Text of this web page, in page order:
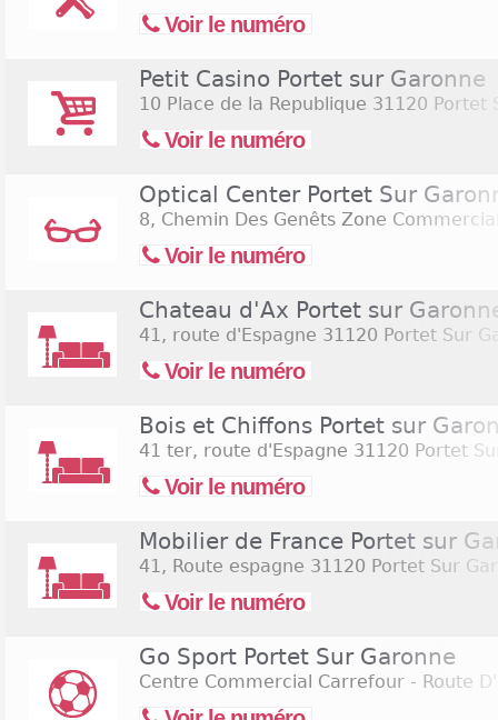
Voir le numéro
Petit Casino Portet sur Garonne
10 Place de la Republique 31120 Portet
Voir le numéro
Optical Center Portet Sur
8, Chemin Des Genêts Zone
Voir le numéro
Chateau d'Ax Portet sur
41, route d'Espagne 31120 Portet Sur
Voir le numéro
Bois et Chiffons Portet sur
41 ter, route d'Espagne 31120 Portet
Voir le numéro
Mobilier de France Portet sur
41, Route espagne 31120 Portet Sur
Voir le numéro
Go Sport Portet Sur Garonne
Centre Commercial Carrefour - Route